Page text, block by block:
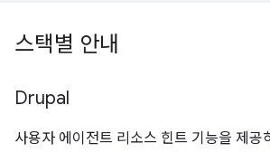
스택별 안내
Drupal
사용자 에이전트 리소스 힌트 기능을 제공